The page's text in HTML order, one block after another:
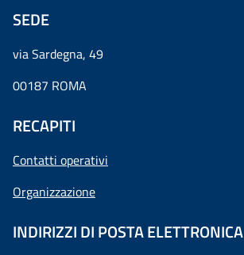
SEDE
via Sardegna, 49
00187 ROMA
RECAPITI
Contatti operativi
Organizzazione
INDIRIZZI DI POSTA ELETTRONICA